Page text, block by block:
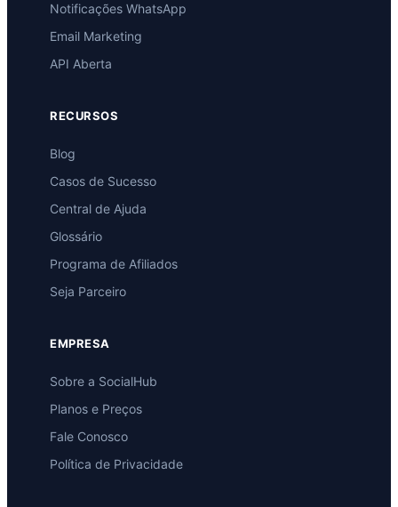
Notificações WhatsApp
Email Marketing
API Aberta
RECURSOS
Blog
Casos de Sucesso
Central de Ajuda
Glossário
Programa de Afiliados
Seja Parceiro
EMPRESA
Sobre a SocialHub
Planos e Preços
Fale Conosco
Política de Privacidade